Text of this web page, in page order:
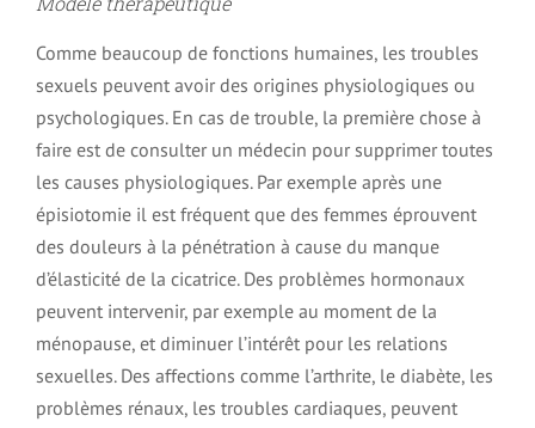
Comme beaucoup de fonctions humaines, les troubles
sexuels peuvent avoir des origines physiologiques ou
psychologiques. En cas de trouble, la première chose à
faire est de consulter un médecin pour supprimer toutes
les causes physiologiques. Par exemple après une
épisiotomie il est fréquent que des femmes éprouvent
des douleurs à la pénétration à cause du manque
d’élasticité de la cicatrice. Des problèmes hormonaux
peuvent intervenir, par exemple au moment de la
ménopause, et diminuer l’intérêt pour les relations
sexuelles. Des affections comme l’arthrite, le diabète, les
problèmes rénaux, les troubles cardiaques, peuvent